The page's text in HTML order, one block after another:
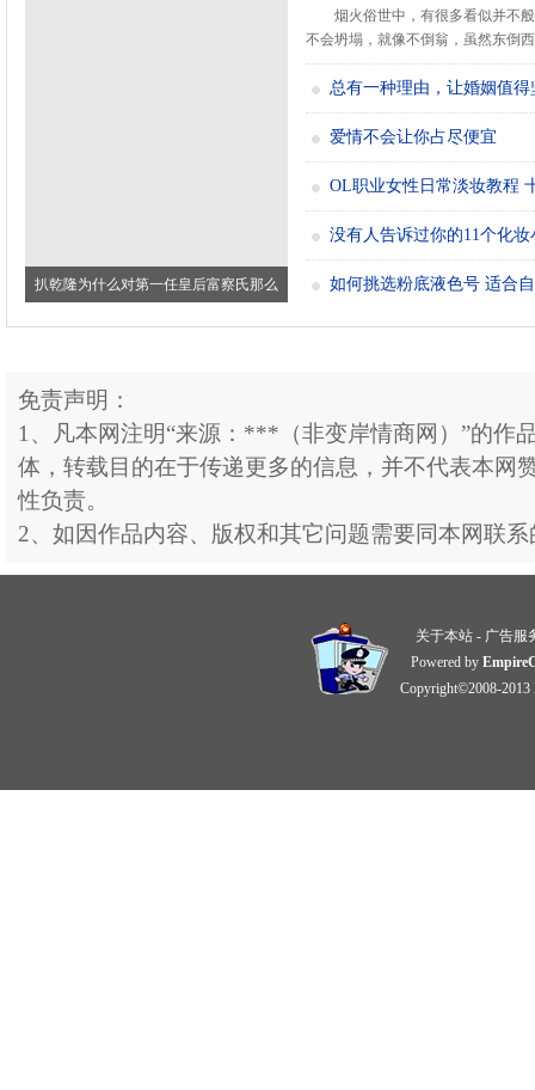
扒乾隆为什么对第一任皇后富察氏那么
烟火俗世中，有很多看似并不
不会坍塌，就像不倒翁，虽然东倒
总有一种理由，让婚姻值得
爱情不会让你占尽便宜
OL职业女性日常淡妆教程
没有人告诉过你的11个化妆
如何挑选粉底液色号 适合
免责声明：
1、凡本网注明“来源：***（非变岸情商网）”的作
体，转载目的在于传递更多的信息，并不代表本网
性负责。
2、如因作品内容、版权和其它问题需要同本网联
关于本站 - 广告服
Powered by
Copyright©2008-2013